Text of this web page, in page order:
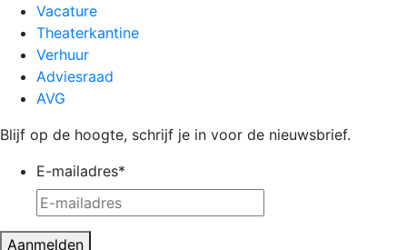
Vacature
Theaterkantine
Verhuur
Adviesraad
AVG
Blijf op de hoogte, schrijf je in voor de nieuwsbrief.
E-mailadres*
Aanmelden